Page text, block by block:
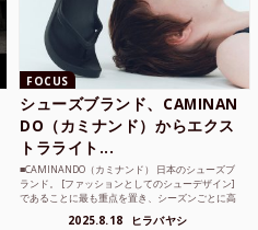
FOCUS
シューズブランド、CAMINAN
DO（カミナンド）からエクス
トラライト...
■CAMINANDO（カミナンド） 日本のシューズブ
ランド。 [ファッションとしてのシューデザイン]
であることに最も重点を置き、シーズンごとに高
2025.8.18 ヒラバヤシ